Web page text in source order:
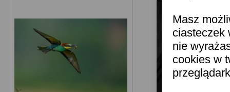
Masz
ciasteczek
nie
cookies w